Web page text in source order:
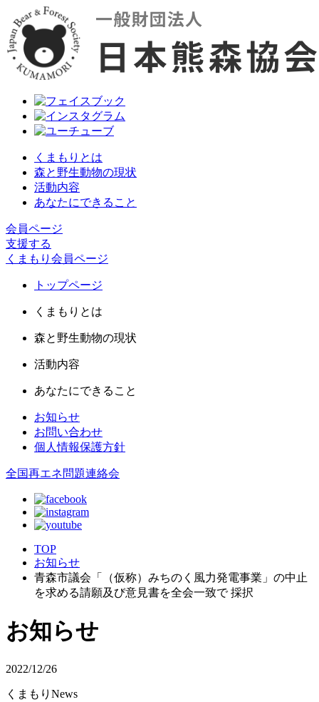
くまもりとは
森と野生動物の現状
活動内容
あなたにできること
会員ページ
支援する
くまもり会員ページ
トップページ
くまもりとは
森と野生動物の現状
活動内容
あなたにできること
お知らせ
お問い合わせ
個人情報保護方針
全国再エネ問題連絡会
TOP
お知らせ
青森市議会「（仮称）みちのく風力発電事業」の中止
を求める請願及び意見書を全会一致で 採択
お知らせ
2022/12/26
くまもりNews